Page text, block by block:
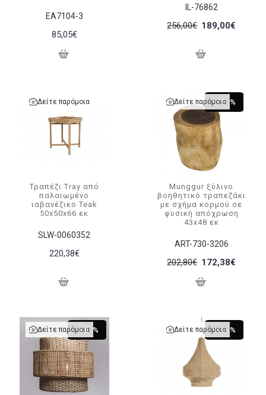
EA7104-3
85,05€
IL-76862
256,00€ 189,00€
Δείτε παρόμοια
SLW-0060352
Τραπέζι Tray από
παλαιωμένο
ιαβανέζικο Teak
50x50x66 εκ
220,38€
-15 %
Δείτε παρόμοια
ART-730-3206
Munggur ξύλινο
βοηθητικό τραπεζάκι
με σχήμα κορμού σε
φυσική απόχρωση
43x48 εκ
202,80€ 172,38€
-10 %
Δείτε παρόμοια -10 %
Δείτε παρόμοια